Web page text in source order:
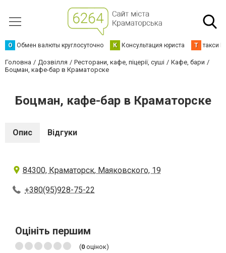
О Обмен валюты круглосуточно К Консультация юриста Т такси
Головна Дозвілля Ресторани, кафе, піцерії, суші
Кафе, бари
Боцман, кафе-бар в Краматорске
Боцман, кафе-бар в Краматорске
Опис Відгуки
84300, Краматорск, Маяковского, 19
+380(95)928-75-22
Оцініть першим
(0 оцінок)